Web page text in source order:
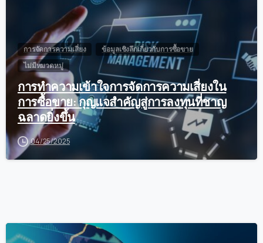
การจัดการความเสี่ยง
ข้อมูลเชิงลึกเกี่ยวกับการซื้อขาย
ไม่มีหมวดหมู่
การทำความเข้าใจการจัดการความเสี่ยงใน
การซื้อขาย: กุญแจสำคัญสู่การลงทุนที่ชาญ
ฉลาดยิ่งขึ้น
04/25/2025